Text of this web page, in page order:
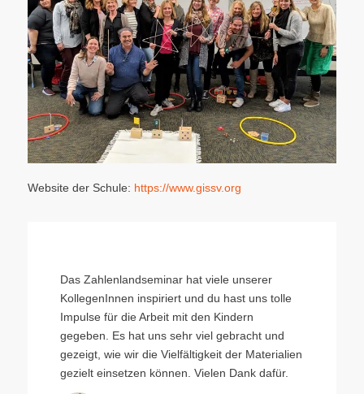
Website der Schule: https://www.gissv.org
Das Zahlenlandseminar hat viele unserer
KollegenInnen inspiriert und du hast uns tolle
Impulse für die Arbeit mit den Kindern
gegeben. Es hat uns sehr viel gebracht und
gezeigt, wie wir die Vielfältigkeit der Materialien
gezielt einsetzen können. Vielen Dank dafür.